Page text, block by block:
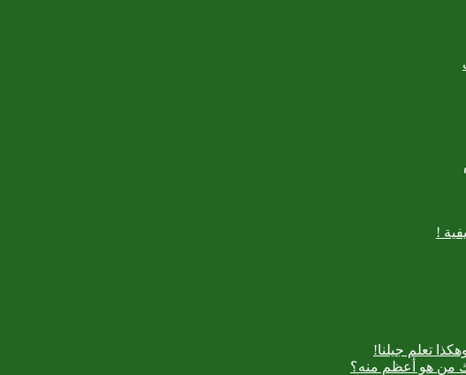
!
تعلم جيلنا!
من هو أعظم منه؟